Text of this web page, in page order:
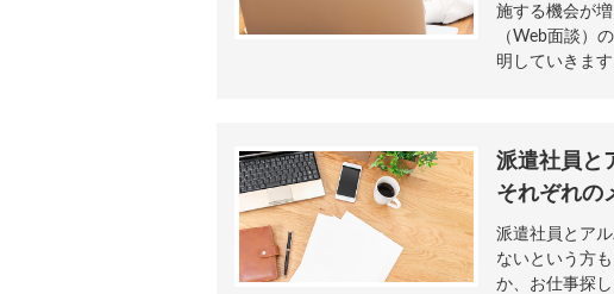
施する機会が
（Web面談）
明していきます
派遣社員と
それぞれの
派遣社員とア
ないという方
か、お仕事探